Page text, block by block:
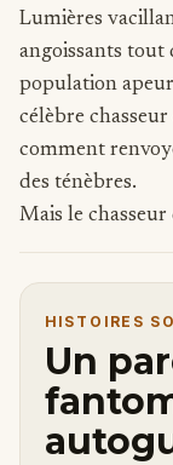
Lumières
angoissants tout
population
célèbre
comment
des ténèbres.
Mais le chasseur
HISTOIRES
Un